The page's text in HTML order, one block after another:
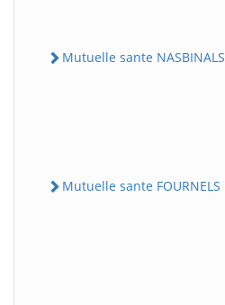
Mutuelle sante NASBINALS
Mutuelle sante FOURNELS